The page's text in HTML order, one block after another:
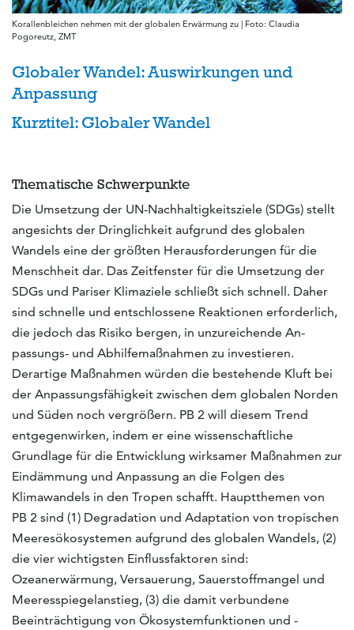
Korallenbleichen nehmen mit der globalen Erwärmung zu | Foto: Claudia
Pogoreutz, ZMT
Globaler Wandel: Auswirkungen und
Anpassung
Kurztitel: Globaler Wandel
Thematische Schwerpunkte
Die Umsetzung der UN-Nachhaltigkeitsziele (SDGs) stellt
angesichts der Dringlichkeit aufgrund des globalen
Wandels eine der größten Herausforderungen für die
Menschheit dar. Das Zeitfens­ter für die Umsetzung der
SDGs und Pariser Klimaziele schließt sich schnell. Daher
sind schnelle und entschlossene Reaktionen erforderlich,
die jedoch das Risiko bergen, in unzureichende An­
passungs- und Abhilfemaßnahmen zu investieren.
Derartige Maßnahmen würden die bestehende Kluft bei
der Anpassungsfähigkeit zwischen dem globalen Norden
und Süden noch vergrößern. PB 2 will diesem Trend
entgegenwirken, indem er eine wissenschaftliche
Grundlage für die Ent­wicklung wirksamer Maßnahmen zur
Eindämmung und Anpassung an die Folgen des
Klimawan­dels in den Tropen schafft. Hauptthemen von
PB 2 sind (1) Degradation und Adaptation von tropischen
Meeresökosystemen aufgrund des globalen Wandels, (2)
die vier wichtigsten Einfluss­faktoren sind:
Ozeanerwärmung, Versauerung, Sauerstoffmangel und
Meeresspiegelanstieg, (3) die damit verbundene
Beeinträchtigung von Ökosystemfunktionen und -